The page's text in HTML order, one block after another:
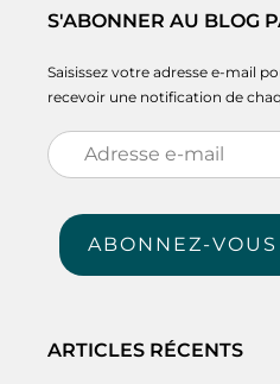
S'ABONNER AU BLOG
Saisissez votre adresse e-mail
recevoir une notification de
Adresse
e-
mail
ABONNEZ-VOUS
ARTICLES RÉCENTS